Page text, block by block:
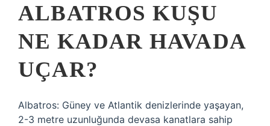
ALBATROS KUŞU
NE KADAR HAVADA
UÇAR?
Albatros: Güney ve Atlantik denizlerinde yaşayan,
2-3 metre uzunluğunda devasa kanatlara sahip